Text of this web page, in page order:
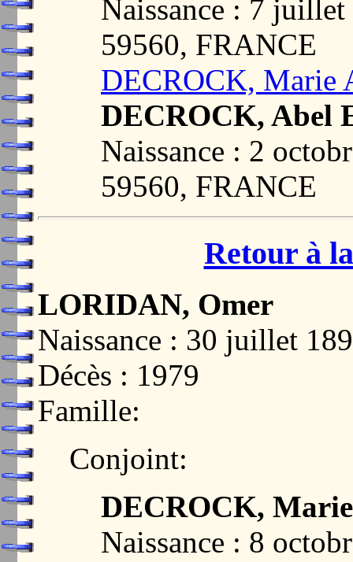
Naissance : 7
59560, FRANCE
DECROCK, Marie
DECROCK, Abel
Naissance : 2
59560, FRANCE
Retour à
LORIDAN, Omer
Naissance : 30 juillet
Décès : 1979
Famille:
Conjoint:
DECROCK,
Naissance : 8